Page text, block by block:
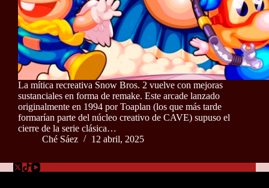
La mítica recreativa Snow Bros. 2 vuelve con mejoras
sustanciales en forma de remake. Este arcade lanzado
originalmente en 1994 por Toaplan (los que más tarde
formarían parte del núcleo creativo de CAVE) supuso el
cierre de la serie clásica…
Ché Sáez
12 abril, 2025